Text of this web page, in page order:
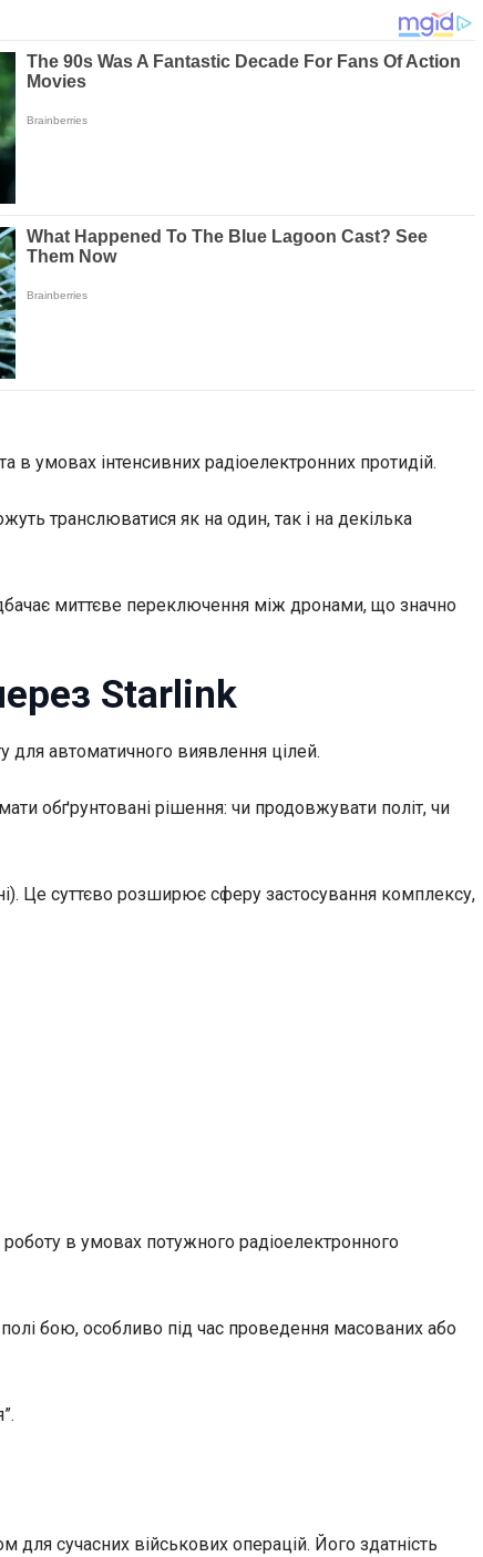
в умовах інтенсивних радіоелектронних протидій.
транслюватися як на один, так і на декілька
миттєве переключення між дронами, що значно
Starlink
для автоматичного виявлення цілей.
обґрунтовані рішення: чи продовжувати політ, чи
Це суттєво розширює сферу застосування комплексу,
в умовах потужного радіоелектронного
бою, особливо під час проведення масованих або
сучасних військових операцій. Його здатність